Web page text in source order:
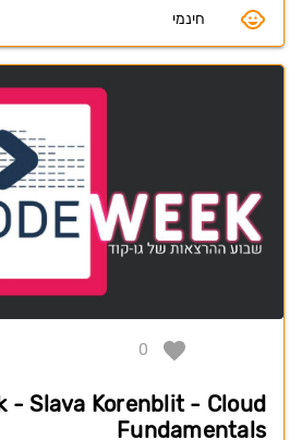
חינמי
0
- Slava Korenblit - Cloud
Fundamentals